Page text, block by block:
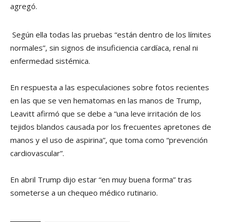
agregó.
Según ella todas las pruebas “están dentro de los límites
normales”, sin signos de insuficiencia cardíaca, renal ni
enfermedad sistémica.
En respuesta a las especulaciones sobre fotos recientes
en las que se ven hematomas en las manos de Trump,
Leavitt afirmó que se debe a “una leve irritación de los
tejidos blandos causada por los frecuentes apretones de
manos y el uso de aspirina”, que toma como “prevención
cardiovascular”.
En abril Trump dijo estar “en muy buena forma” tras
someterse a un chequeo médico rutinario.